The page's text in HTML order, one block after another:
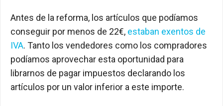
Antes de la reforma, los artículos que podíamos
conseguir por menos de 22€, estaban exentos de
IVA. Tanto los vendedores como los compradores
podíamos aprovechar esta oportunidad para
librarnos de pagar impuestos declarando los
artículos por un valor inferior a este importe.